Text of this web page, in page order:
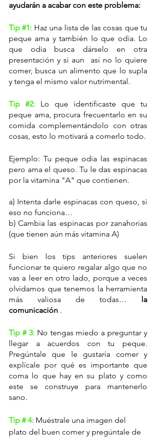
ayudarán a acabar con este problema:
Tip #1: Haz una lista de las cosas que tu
peque ama y también lo que odia. Lo
que odia busca dárselo en otra
presentación y si aun  así no lo quiere
comer, busca un alimento que lo supla
y tenga el mismo valor nutrimental.
Tip #2: Lo que identificaste que tu
peque ama, procura frecuentarlo en su
comida complementándolo con otras
cosas, esto lo motivará a comerlo todo.
Ejemplo: Tu peque odia las espinacas
pero ama el queso. Tu le das espinacas
por la vitamina "A" que contienen.
a) Intenta darle espinacas con queso, si
eso no funciona…
b) Cambia las espinacas por zanahorias
(que tienen aún más vitamina A)
Si bien los tips anteriores suelen
funcionar te quiero regalar algo que no
vas a leer en otro lado, porque a veces
olvidamos que tenemos la herramienta
más valiosa de todas… la
comunicación .
Tip # 3: No tengas miedo a preguntar y
llegar a acuerdos con tu peque.
Pregúntale que le gustaría comer y
explícale por qué es importante que
coma lo que hay en su plato y como
este se construye para mantenerlo
sano.
Tip # 4: Muéstrale una imagen del
plato del buen comer y pregúntale de